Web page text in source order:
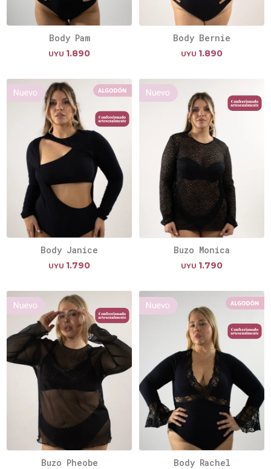
Body Pam
UYU 1.890
Body Bernie
UYU 1.890
Body Janice
UYU 1.790
Buzo Monica
UYU 1.790
Buzo Pheobe Body Rachel